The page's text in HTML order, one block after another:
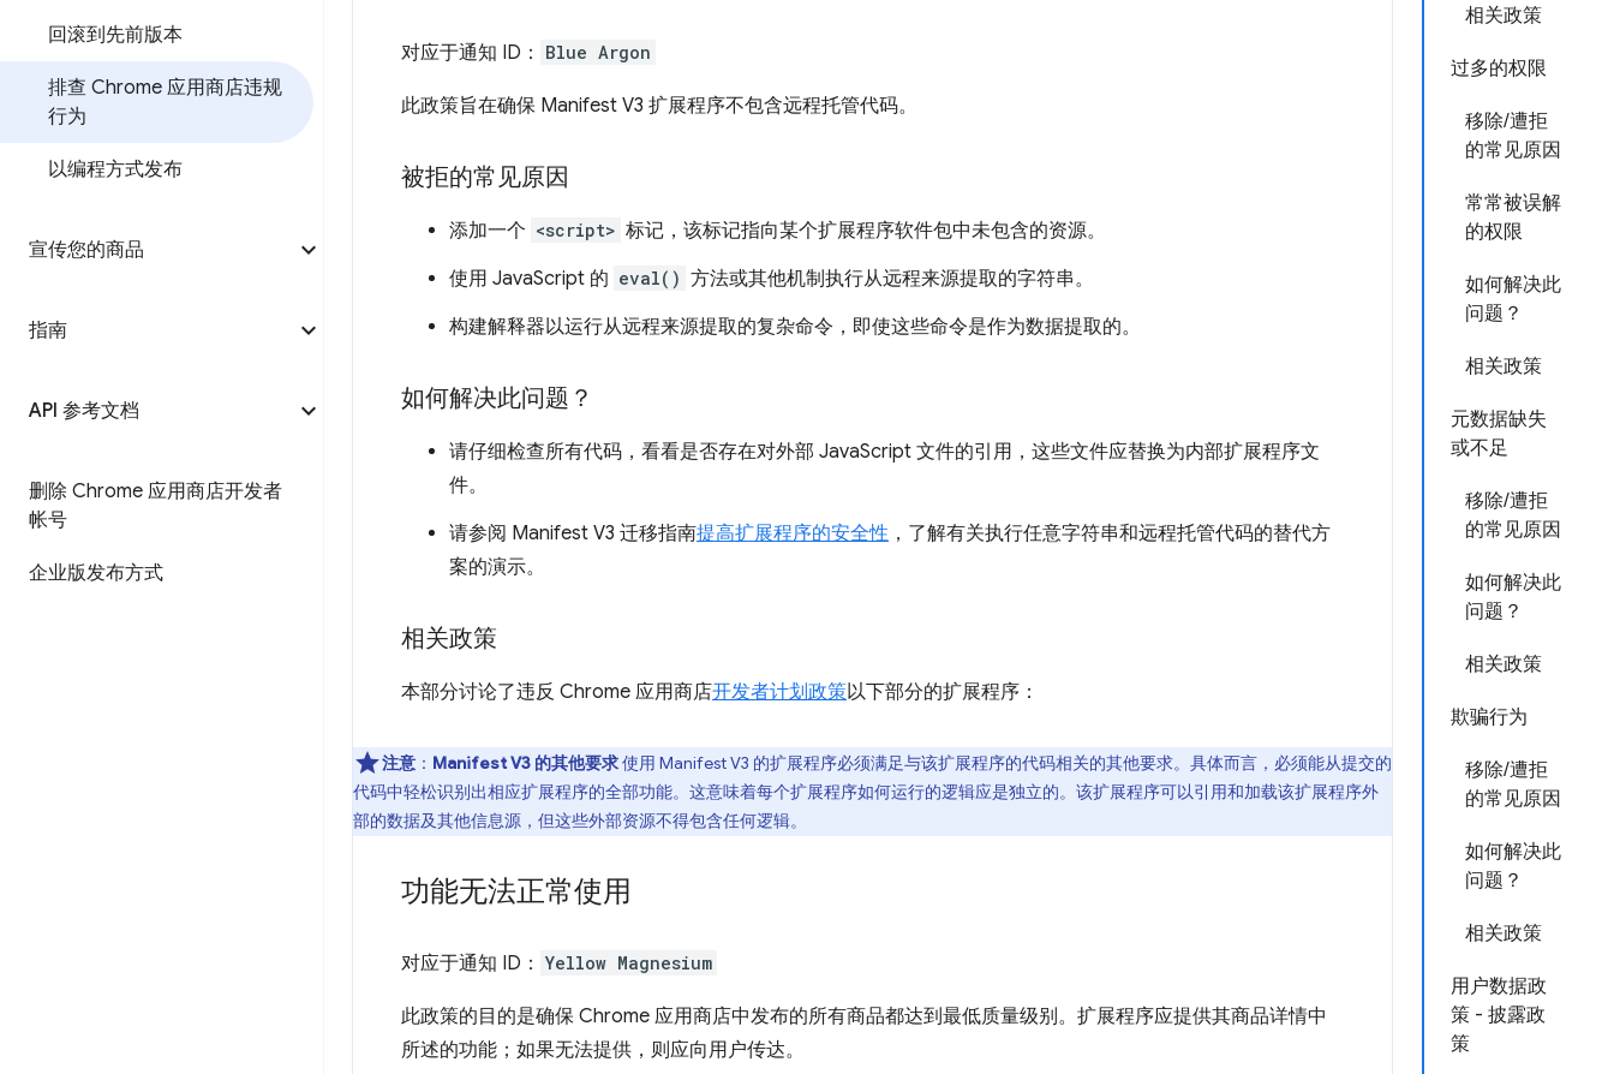
回滚到先前版本
排查 Chrome 应用商店违规
行为
以编程方式发布
宣传您的商品
指南
API 参考文档
删除 Chrome 应用商店开发者
帐号
企业版发布方式
相关政策
过多的权限
移除/遭拒
的常见原因
常常被误解
的权限
如何解决此
问题？
相关政策
元数据缺失
或不足
移除/遭拒
的常见原因
如何解决此
问题？
相关政策
欺骗行为
移除/遭拒
的常见原因
如何解决此
问题？
相关政策
用户数据政
策 - 披露政
策
对应于通知 ID： Blue Argon
此政策旨在确保 Manifest V3 扩展程序不包含远程托管代码。
被拒的常见原因
添加一个 <script> 标记，该标记指向某个扩展程序软件包中未包含的资源。
使用 JavaScript 的 eval() 方法或其他机制执行从远程来源提取的字符串。
构建解释器以运行从远程来源提取的复杂命令，即使这些命令是作为数据提取的。
如何解决此问题？
请仔细检查所有代码，看看是否存在对外部 JavaScript 文件的引用，这些文件应替换为内部扩展程序文
件。
请参阅 Manifest V3 迁移指南提高扩展程序的安全性 ，了解有关执行任意字符串和远程托管代码的替代方
案的演示。
相关政策
本部分讨论了违反 Chrome 应用商店开发者计划政策以下部分的扩展程序：
注意 ： Manifest V3 的其他要求使用 Manifest V3 的扩展程序必须满足与该扩展程序的代码相关的其他要求。具体而言，必须能从提交的
代码中轻松识别出相应扩展程序的全部功能。这意味着每个扩展程序如何运行的逻辑应是独立的。该扩展程序可以引用和加载该扩展程序外
部的数据及其他信息源，但这些外部资源不得包含任何逻辑。
功能无法正常使用
对应于通知 ID： Yellow Magnesium
此政策的目的是确保 Chrome 应用商店中发布的所有商品都达到最低质量级别。扩展程序应提供其商品详情中
所述的功能；如果无法提供，则应向用户传达。